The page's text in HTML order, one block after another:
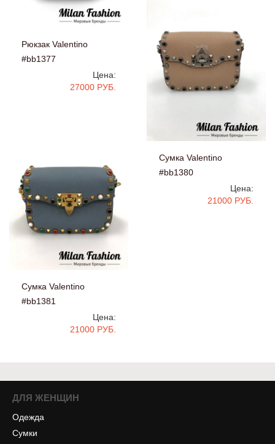
Рюкзак Valentino
#bb1377
Цена:
27000 РУБ.
Сумка Valentino
#bb1380
Цена:
21000 РУБ.
Сумка Valentino
#bb1381
Цена:
21000 РУБ.
ДЛЯ ЖЕНЩИН
Одежда
Сумки